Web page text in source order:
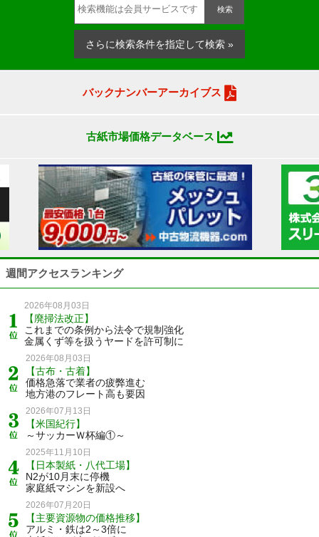
検索
さらに検索条件を指定して検索 »
バックナンバーアーカイブス
古紙市場価格データベース
週間アクセスランキング
2026年08月03日
【廃掃法改正】
これまでの条例から法令で規制強化
金属くず等を扱うヤードを許可制に
2026年08月03日
【古布・古着】
価格急落で業者の疲弊進む
地方港のフレート高も要因
2026年07月13日
【米国紀行】
～サッカーＷ杯編①～
2025年11月10日
【日本製紙・八代工場】
N2が10月末に停機
家庭紙マシンを新設へ
2026年07月20日
【主要資源物の価格推移】
アルミ・鉄は2～3倍に